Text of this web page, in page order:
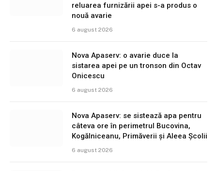
reluarea furnizării apei s-a produs o
nouă avarie
6 august 2026
Nova Apaserv: o avarie duce la
sistarea apei pe un tronson din Octav
Onicescu
6 august 2026
Nova Apaserv: se sistează apa pentru
câteva ore în perimetrul Bucovina,
Kogălniceanu, Primăverii și Aleea Școlii
6 august 2026